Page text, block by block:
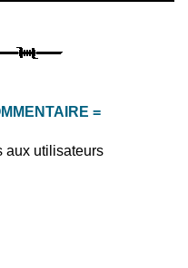
=
aux utilisateurs